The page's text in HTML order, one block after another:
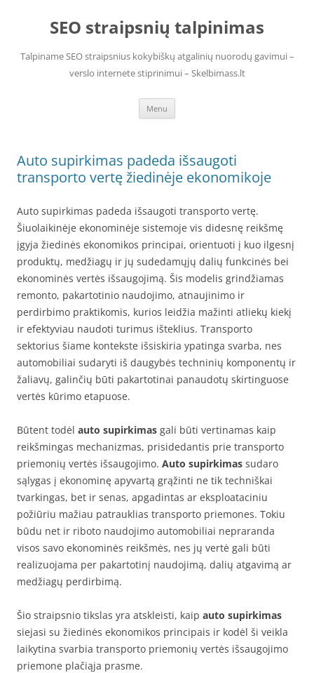
contentSEO straipsnių talpinimas
Talpiname SEO straipsnius kokybiškų atgalinių nuorodų gavimui –
verslo internete stiprinimui – Skelbimass.lt
Menu
Auto supirkimas padeda išsaugoti
transporto vertę žiedinėje ekonomikoje
Auto supirkimas padeda išsaugoti transporto vertę.
Šiuolaikinėje ekonominėje sistemoje vis didesnę reikšmę
įgyja žiedinės ekonomikos principai, orientuoti į kuo ilgesnį
produktų, medžiagų ir jų sudedamųjų dalių funkcinės bei
ekonominės vertės išsaugojimą. Šis modelis grindžiamas
remonto, pakartotinio naudojimo, atnaujinimo ir
perdirbimo praktikomis, kurios leidžia mažinti atliekų kiekį
ir efektyviau naudoti turimus išteklius. Transporto
sektorius šiame kontekste išsiskiria ypatinga svarba, nes
automobiliai sudaryti iš daugybės techninių komponentų ir
žaliavų, galinčių būti pakartotinai panaudotų skirtinguose
vertės kūrimo etapuose.
Būtent todėl auto supirkimas gali būti vertinamas kaip
reikšmingas mechanizmas, prisidedantis prie transporto
priemonių vertės išsaugojimo. Auto supirkimas sudaro
sąlygas į ekonominę apyvartą grąžinti ne tik techniškai
tvarkingas, bet ir senas, apgadintas ar eksploataciniu
požiūriu mažiau patrauklias transporto priemones. Tokiu
būdu net ir riboto naudojimo automobiliai nepraranda
visos savo ekonominės reikšmės, nes jų vertė gali būti
realizuojama per pakartotinį naudojimą, dalių atgavimą ar
medžiagų perdirbimą.
Šio straipsnio tikslas yra atskleisti, kaip auto supirkimas
siejasi su žiedinės ekonomikos principais ir kodėl ši veikla
laikytina svarbia transporto priemonių vertės išsaugojimo
priemone plačiąja prasme.